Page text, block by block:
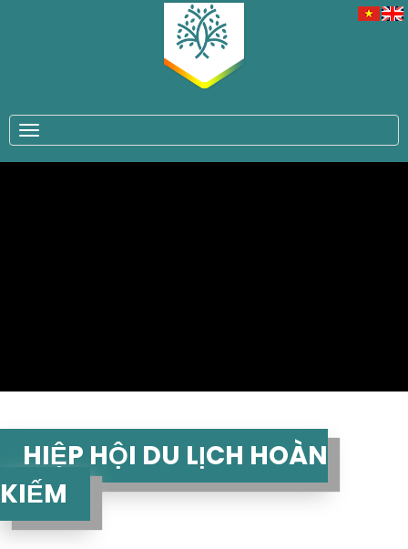
HIỆP HỘI DU LỊCH HOÀN
KIẾM